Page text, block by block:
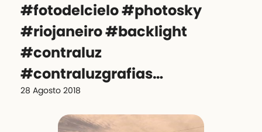
#fotodelcielo #photosky
#riojaneiro #backlight
#contraluz
#contraluzgrafias…
28 Agosto 2018